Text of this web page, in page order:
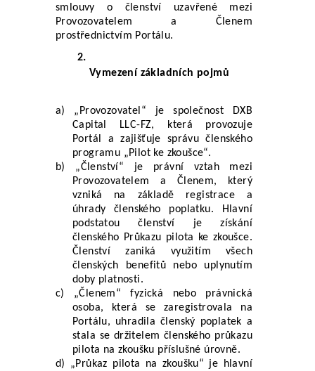
smlouvy o členství uzavřené mezi
Provozovatelem a Členem
prostřednictvím Portálu.
Vymezení základních pojmů
a) „Provozovatel“ je společnost DXB
Capital LLC-FZ, která provozuje
Portál a zajišťuje správu členského
programu „Pilot ke zkoušce“.
b) „Členství“ je právní vztah mezi
Provozovatelem a Členem, který
vzniká na základě registrace a
úhrady členského poplatku. Hlavní
podstatou členství je získání
členského Průkazu pilota ke zkoušce.
Členství zaniká využitím všech
členských benefitů nebo uplynutím
doby platnosti.
c) „Členem“ fyzická nebo právnická
osoba, která se zaregistrovala na
Portálu, uhradila členský poplatek a
stala se držitelem členského průkazu
pilota na zkoušku příslušné úrovně.
d) „Průkaz pilota na zkoušku“ je hlavní